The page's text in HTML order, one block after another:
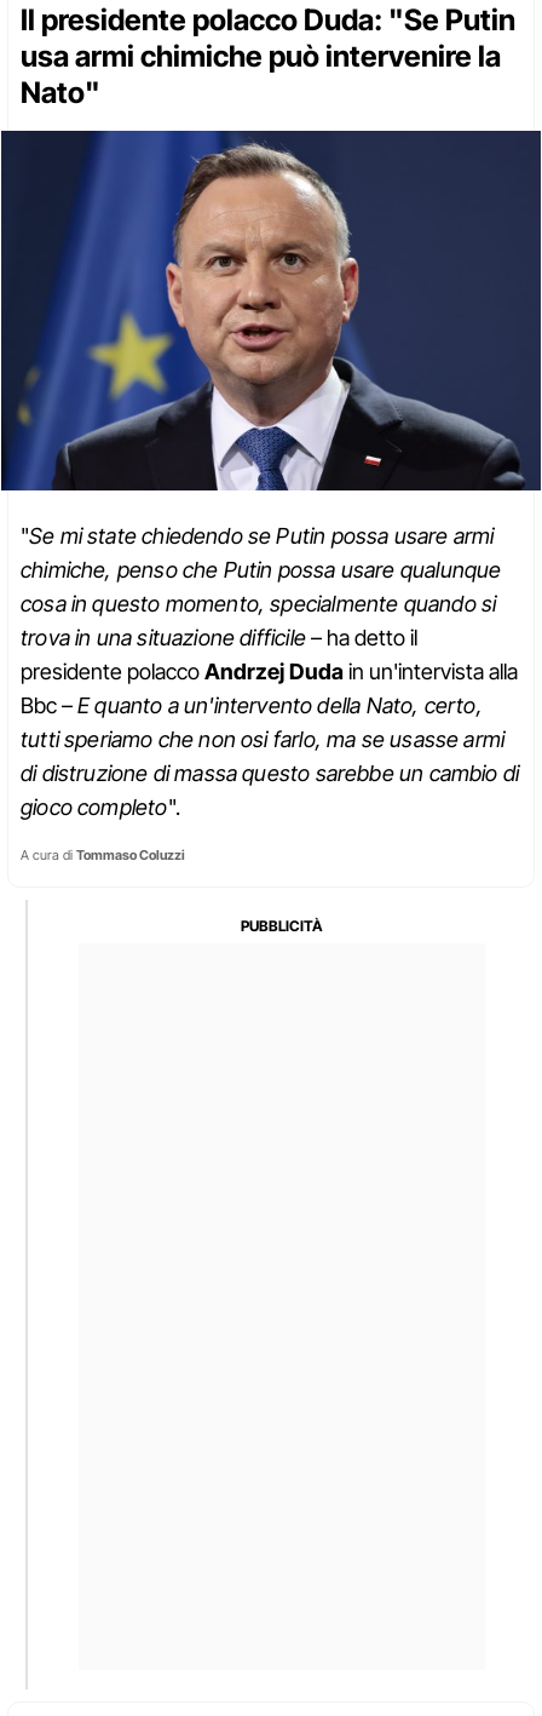
Il presidente polacco Duda: "Se Putin
usa armi chimiche può intervenire la
Nato"
"Se mi state chiedendo se Putin possa usare armi
chimiche, penso che Putin possa usare qualunque
cosa in questo momento, specialmente quando si
trova in una situazione difficile– ha detto il
presidente polaccoAndrzej Dudain un'intervista alla
Bbc –E quanto a un'intervento della Nato, certo,
tutti speriamo che non osi farlo, ma se usasse armi
di distruzione di massa questo sarebbe un cambio di
gioco completo".
A cura di Tommaso Coluzzi